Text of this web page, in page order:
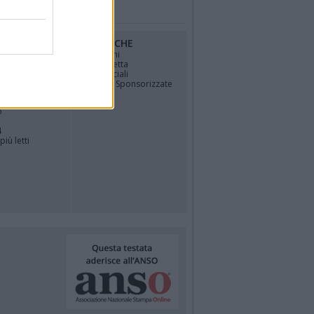
di
letti
RUBRICHE
Opinioni
La vignetta
Gli Speciali
Notizie Sponsorizzate